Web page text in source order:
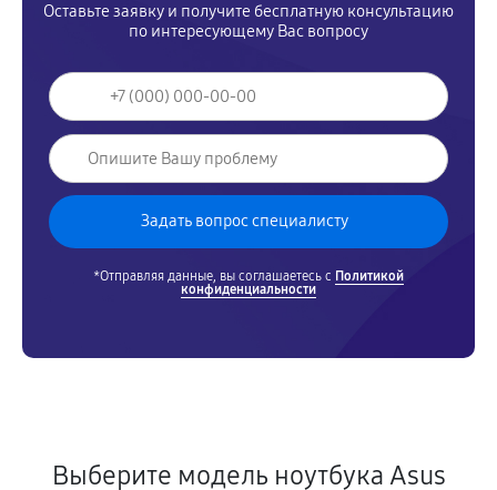
Оставьте заявку и получите бесплатную консультацию
по интересующему Вас вопросу
*Отправляя данные, вы соглашаетесь с Политикой
конфиденциальности
Выберите модель ноутбука Asus